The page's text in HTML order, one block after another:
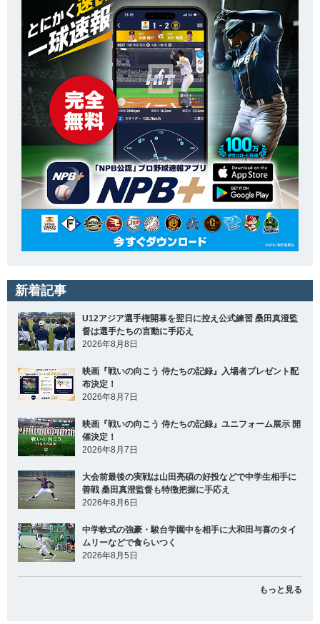
新着記事
U12アジア選手権開幕を翌日に控え公式練習 桑田真澄監
督は選手たちの言動に手応え
2026年8月8日
映画『戦いの向こう 侍たちの記録』入場者プレゼント配
布決定！
2026年8月7日
映画『戦いの向こう 侍たちの記録』ユニフォーム展示 開
催決定！
2026年8月7日
大会前最後の実戦は山田亮碩の好投などで中学生相手に
善戦 桑田真澄監督も特徴把握に手応え
2026年8月6日
中学軟式の強豪・駿台学園中を相手に大和田与喜のタイ
ムリーなどで食らいつく
2026年8月5日
もっと見る